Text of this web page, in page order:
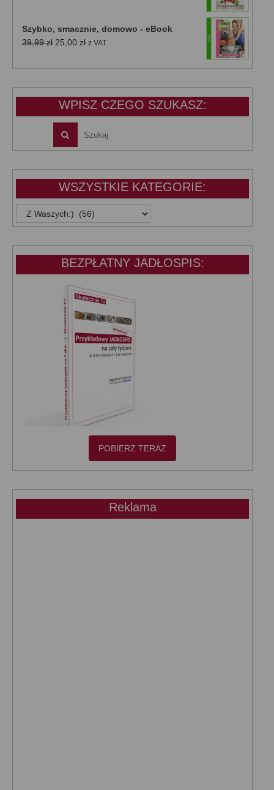
39,99 zł.25,00 zł.
Szybko, smacznie, domowo - eBook
39,99zł Pierwotna
wynosiła:
25,00 złAktualna
wynosi:
z VAT
WPISZ CZEGO SZUKASZ:
WSZYSTKIE KATEGORIE:
WSZYSTKIE
KATEGORIE:
BEZPŁATNY JADŁOSPIS:
POBIERZ TERAZ
Reklama